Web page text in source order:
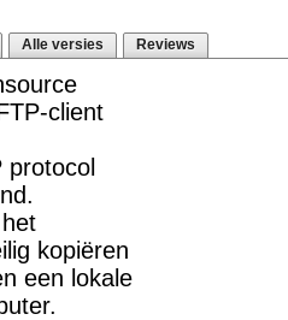
Alle versies Reviews
client
protocol
kopiëren
een lokale